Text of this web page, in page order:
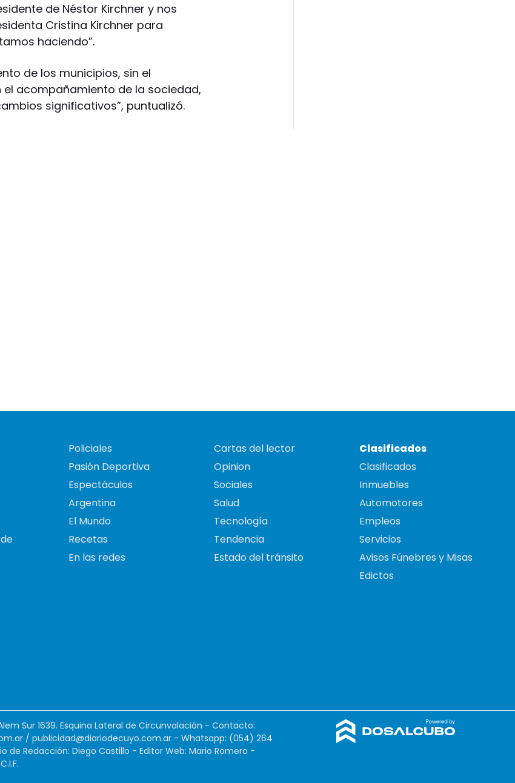
de Néstor Kirchner y nos
Cristina Kirchner para
haciendo”.
de los municipios, sin el
acompañamiento de la sociedad,
significativos”, puntualizó.
Policiales
Pasión Deportiva
Espectáculos
Argentina
El Mundo
Recetas
En las redes
Cartas del lector
Opinion
Sociales
Salud
Tecnología
Tendencia
Estado del tránsito
Clasificados
Clasificados
Inmuebles
Automotores
Empleos
Servicios
Avisos Fúnebres y Misas
Edictos
Sur 1639. Esquina Lateral de Circunvalación - Contacto:
/ publicidad@diariodecuyo.com.ar - Whatsapp: (054) 264
de Redacción: Diego Castillo - Editor Web: Mario Romero -